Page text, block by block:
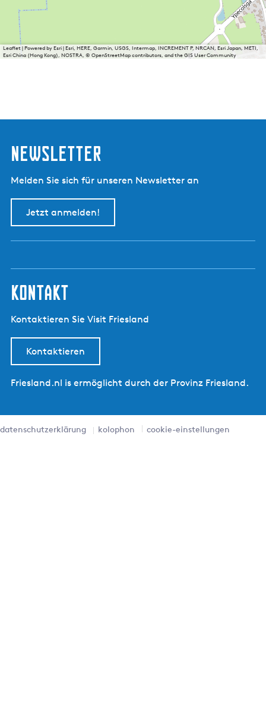
Leaflet|Powered by Esri | Esri, HERE, Garmin, USGS, Intermap, INCREMENT P, NRCAN, Esri Japan, METI,
Esri China (Hong Kong), NOSTRA, © OpenStreetMap contributors, and the GIS User Community
Newsletter
Melden Sie sich für unseren Newsletter an
Jetzt anmelden!
kontakt
Kontaktieren Sie Visit Friesland
Kontaktieren
Friesland.nl is ermöglicht durch der Provinz Friesland.
datenschutzerklärung kolophon cookie-einstellungen